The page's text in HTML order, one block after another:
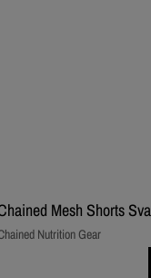
Mesh Shorts
Nutrition Gear